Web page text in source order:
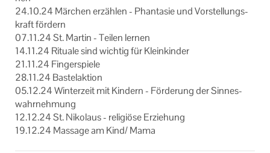
24.10.24 Mär­chen er­zäh­len - Phan­ta­sie und Vor­stel­lungs­
kraft för­dern
07.11.24 St. Mar­tin - Tei­len ler­nen
14.11.24 Ri­tua­le sind wich­tig für Klein­kin­der
21.11.24 Fin­ger­spie­le
28.11.24 Bas­tel­ak­ti­on
05.12.24 Win­ter­zeit mit Kin­dern - För­de­rung der Sin­nes­
wahr­neh­mung
12.12.24 St. Ni­ko­laus - re­li­giö­se Er­zie­hung
19.12.24 Mas­sa­ge am Kind/ Mama